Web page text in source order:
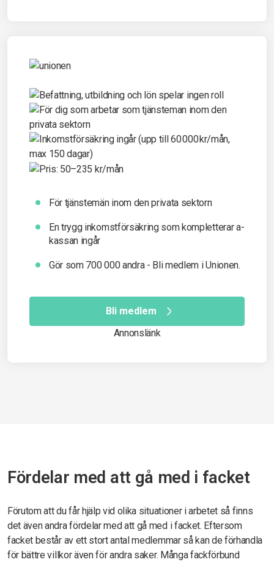
För tjänstemän inom den privata sektorn
En trygg inkomst­försäkring som kompletterar a-
kassan ingår
Gör som 700 000 andra - Bli medlem i Unionen.
Bli medlem
Annonslänk
Fördelar med att gå med i facket
Förutom att du får hjälp vid olika situationer i arbetet så finns
det även andra fördelar med att gå med i facket. Eftersom
facket består av ett stort antal medlemmar så kan de förhandla
för bättre villkor även för andra saker. Många fackförbund